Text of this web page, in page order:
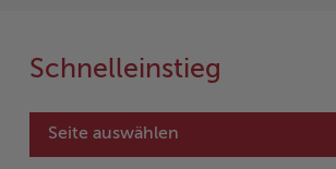
Schnelleinstieg
Seite auswählen